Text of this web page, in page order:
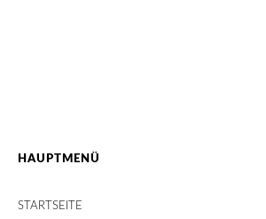
HAUPTMENÜ
STARTSEITE